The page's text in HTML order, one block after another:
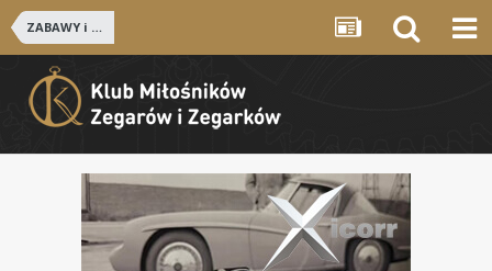
ZABAWY i KONKURSY